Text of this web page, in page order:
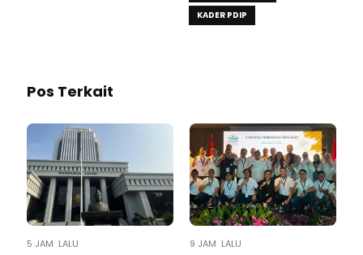
KADER PDIP
Pos Terkait
5 JAM LALU 9 JAM LALU